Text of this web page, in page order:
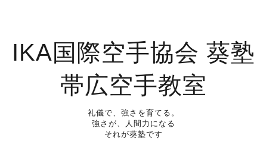
IKA国際空手協会 葵塾
帯広空手教室
礼儀で、強さを育てる。
強さが、人間力になる
それが葵塾です